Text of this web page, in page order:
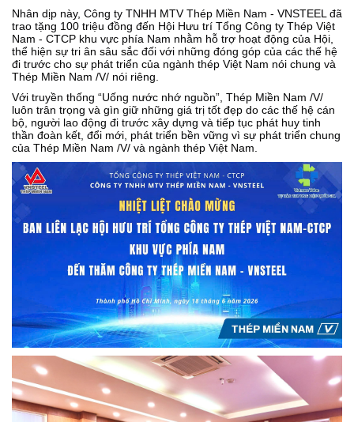
Nhân dịp này, Công ty TNHH MTV Thép Miền Nam - VNSTEEL đã
trao tặng 100 triệu đồng đến Hội Hưu trí Tổng Công ty Thép Việt
Nam - CTCP khu vực phía Nam nhằm hỗ trợ hoạt động của Hội,
thể hiện sự tri ân sâu sắc đối với những đóng góp của các thế hệ
đi trước cho sự phát triển của ngành thép Việt Nam nói chung và
Thép Miền Nam /V/ nói riêng.
Với truyền thống “Uống nước nhớ nguồn”, Thép Miền Nam /V/
luôn trân trọng và gìn giữ những giá trị tốt đẹp do các thế hệ cán
bộ, người lao động đi trước xây dựng và tiếp tục phát huy tinh
thần đoàn kết, đổi mới, phát triển bền vững vì sự phát triển chung
của Thép Miền Nam /V/ và ngành thép Việt Nam.